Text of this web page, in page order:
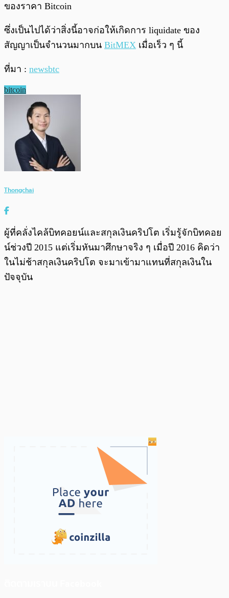
ของราคา Bitcoin
ซึ่งเป็นไปได้ว่าสิ่งนี้อาจก่อให้เกิดการ liquidate ของ
สัญญาเป็นจำนวนมากบน BitMEX เมื่อเร็ว ๆ นี้
ที่มา : newsbtc
bitcoin
Thongchai
ผู้ที่คลั่งไคล้บิทคอยน์และสกุลเงินคริปโต เริ่มรู้จักบิทคอย
น์ช่วงปี 2015 แต่เริ่มหันมาศึกษาจริง ๆ เมื่อปี 2016 คิดว่า
ในไม่ช้าสกุลเงินคริปโต จะมาเข้ามาแทนที่สกุลเงินใน
ปัจจุบัน